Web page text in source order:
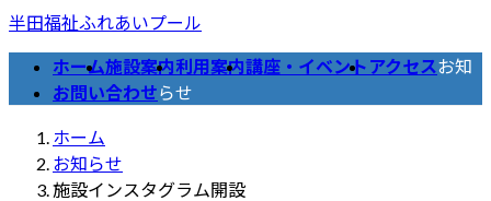
コ
ン
ン
ナ
ビ
ー
半田福祉ふれあいプール
ホーム施設案内利用案内講座・イベント アクセス
お問い合わせ
お知
らせ
ホーム
お知らせ
施設インスタグラム開設